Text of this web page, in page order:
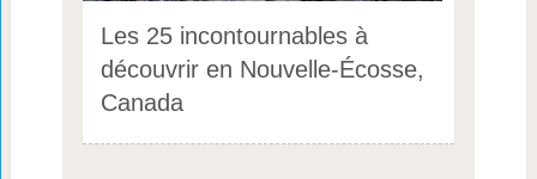
Les 25 incontournables à
découvrir en Nouvelle-Écosse,
Canada